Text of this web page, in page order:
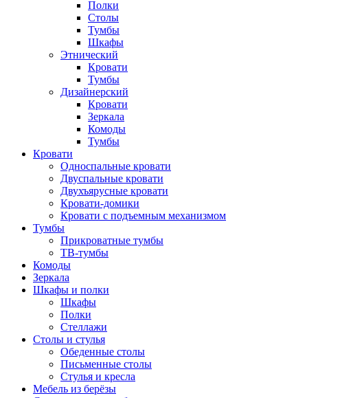
Полки
Столы
Тумбы
Шкафы
Этнический
Кровати
Тумбы
Дизайнерский
Кровати
Зеркала
Комоды
Тумбы
Кровати
Односпальные кровати
Двуспальные кровати
Двухъярусные кровати
Кровати-домики
Кровати с подъемным механизмом
Тумбы
Прикроватные тумбы
ТВ-тумбы
Комоды
Зеркала
Шкафы и полки
Шкафы
Полки
Стеллажи
Столы и стулья
Обеденные столы
Письменные столы
Стулья и кресла
Мебель из берёзы